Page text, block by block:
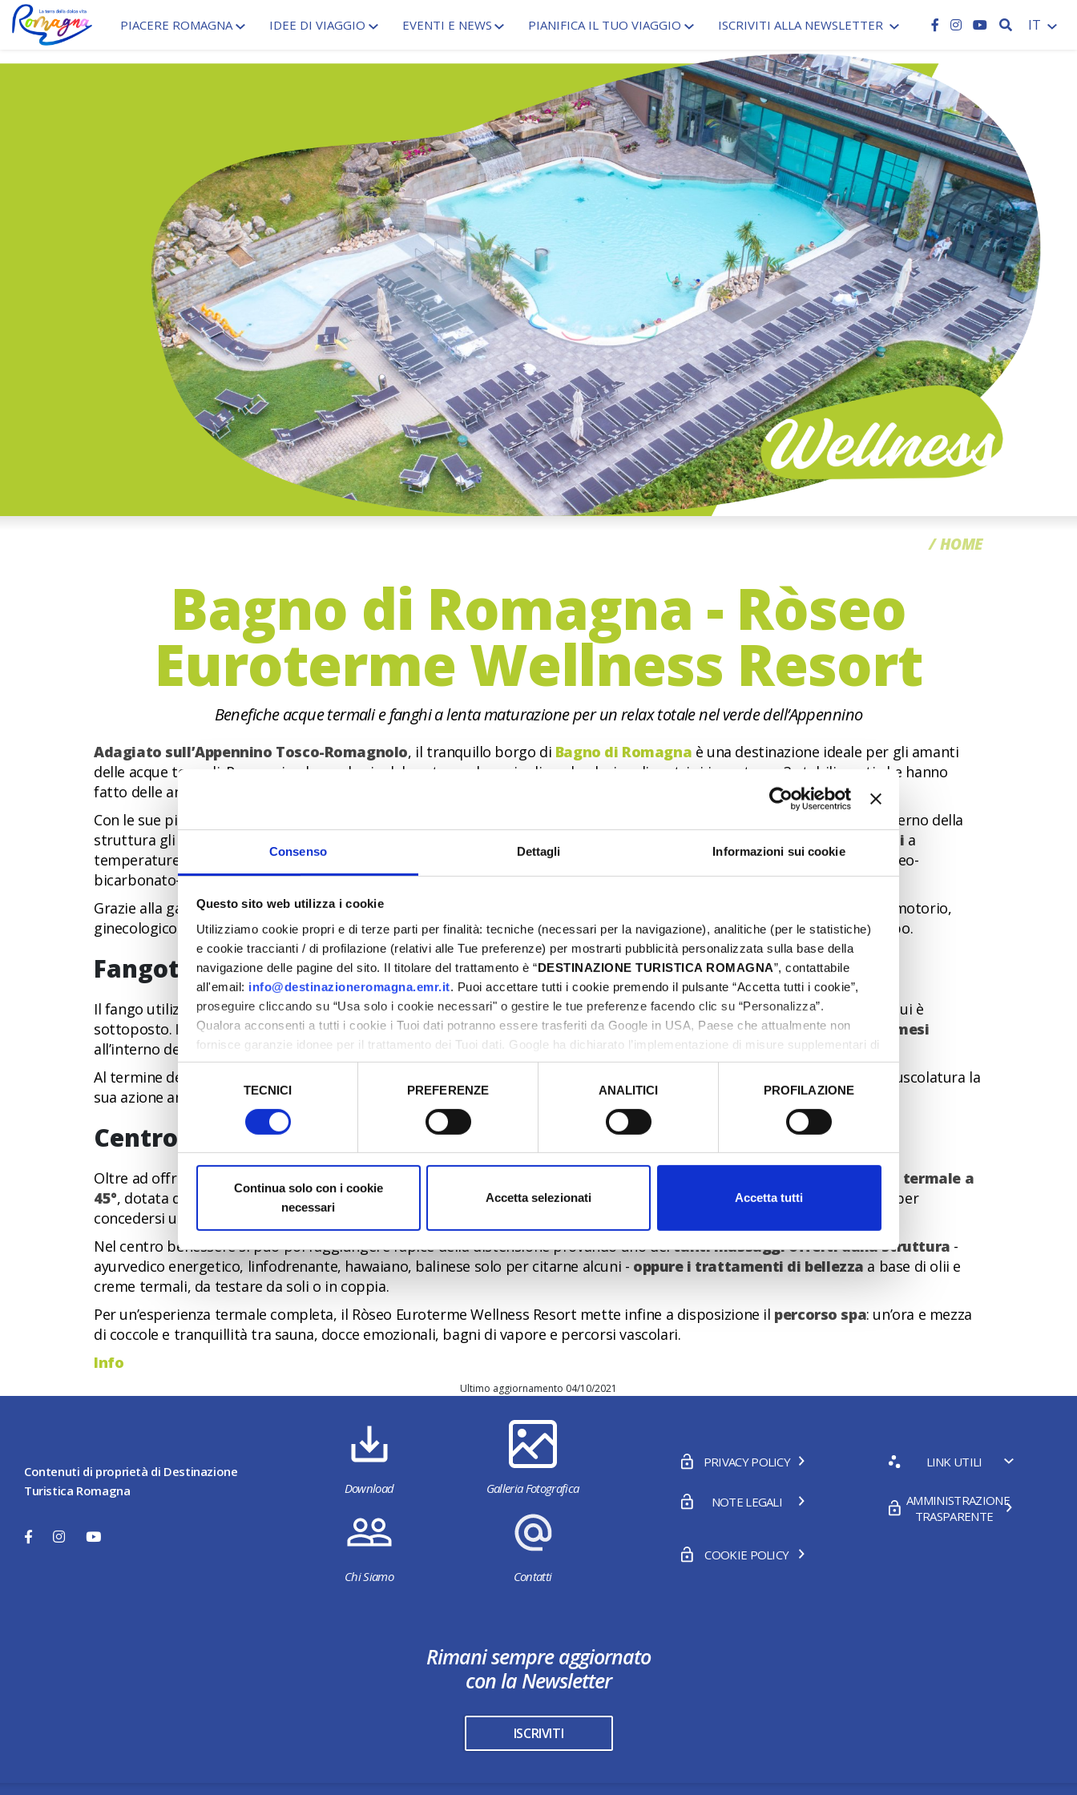
Consenso Dettagli Informazioni sui cookie
Questo sito web utilizza i cookie
Utilizziamo cookie propri e di terze parti per finalità: tecniche (necessari per la navigazione), analitiche (per le statistiche)
e cookie traccianti / di profilazione (relativi alle Tue preferenze) per mostrarti pubblicità personalizzata sulla base della
navigazione delle pagine del sito. Il titolare del trattamento è “DESTINAZIONE TURISTICA ROMAGNA”, contattabile
all'email: info@destinazioneromagna.emr.it. Puoi accettare tutti i cookie premendo il pulsante “Accetta tutti i cookie”,
proseguire cliccando su “Usa solo i cookie necessari" o gestire le tue preferenze facendo clic su “Personalizza”.
Qualora acconsenti a tutti i cookie i Tuoi dati potranno essere trasferiti da Google in USA, Paese che attualmente non
fornisce garanzie idonee per il trattamento dei Tuoi dati. Google ha dichiarato l’implementazione di misure supplementari di
sicurezza a Tutela dei navigatori, che abbiamo valutato essere sufficienti.
TECNICI PREFERENZE ANALITICI PROFILAZIONE
Continua solo con i cookie
necessari
Accetta selezionati Accetta tutti
PIACERE ROMAGNA IDEE DI VIAGGIO EVENTI E NEWS PIANIFICA IL TUO VIAGGIO ISCRIVITI ALLA NEWSLETTER CERCA
IT
HOME
Bagno di Romagna - Ròseo
Euroterme Wellness Resort
Benefiche acque termali e fanghi a lenta maturazione per un relax totale nel verde dell’Appennino
Adagiato sull’Appennino Tosco-Romagnolo, il tranquillo borgo di Bagno di Romagna è una destinazione ideale per gli amanti
delle acque termali. Passeggiando per le vie del centro, nel raggio di poche decine di metri si incontrano 3 stabilimenti che hanno
fatto delle antiche sorgenti termali il cuore della loro attività.
Con le sue piscine termali e la spa aperte in tutte le stagioni, il
è uno di questi. All’interno della
struttura gli ospiti possono beneficiare delle proprietà salutari delle
varie tipologie di acque che sgorgano dalle fonti a
temperature diverse: 45°C per le bicarbonato-alcalino-sulfuree minerali ipertermali e 39°C per le termali, mentre le sulfureo-
bicarbonato-alcaline oligominerali fuoriescono a 14°.
Grazie alla gamma di cure offerte cheaiutano a contrastare le patologie
di naso, bocca e orecchio, dell’apparato locomotorio,
ginecologico e dei vasi sanguigni, il centro termale è il luogo ideale per chi desidera ritrovare il benessere del proprio corpo.
Fangoterapia
Il fango utilizzato al Ròseo Euroterme Wellness Resort deve le sue proprietà curative al lungo processo di maturazione a cui è
sottoposto. Nato dall’unione fra argilla naturale e acqua termale, il fango viene lasciato riposare per almeno 12 mesi
all’interno delle vasche.
Al termine del periodo di maturazione, il fango
è pronto per essere utilizzato ed esercitare sulla muscolatura la
sua azione analgesica e antinfiammatoria.
Centro benessere e piscina termale
Oltre ad offrire trattamenti a base di fanghi, al Ròseo Euroterme Wellness Resort è presente anche una
piscina di acqua termale a
45°, dotata di una parte esterna con area lettini e utilizzabile sia nella bella stagione che in inverno, il momento perfetto per
concedersi un caldo bagno di relax, magari circondati da un paesaggio innevato.
Nel centro benessere si può poi raggiungere l’apice della distensione provando uno deitanti massaggi offerti dalla struttura -
ayurvedico energetico, linfodrenante, hawaiano, balinese solo per citarne alcuni - oppure i trattamenti di bellezza a base di olii e
creme termali, da testare da soli o in coppia.
Per un’esperienza termale completa, il Ròseo Euroterme Wellness Resort mette infine a disposizione il percorso spa: un’ora e mezza
di coccole e tranquillità tra sauna, docce emozionali, bagni di vapore e percorsi vascolari.
Info
Ultimo aggiornamento 04/10/2021
Contenuti di proprietà di Destinazione
Turistica Romagna
Download Galleria Fotografica
Chi Siamo Contatti
PRIVACY POLICY LINK UTILI
NOTE LEGALI
AMMINISTRAZIONE
TRASPARENTE
COOKIE POLICY
Rimani sempre aggiornato
con la Newsletter
ISCRIVITI